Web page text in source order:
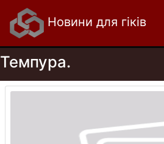
Новини для гіків
Темпура.